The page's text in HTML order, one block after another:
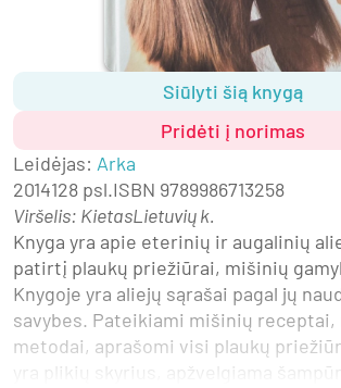
Siūlyti šią knygą
Pridėti į norimas
Leidėjas: Arka
2014128 psl.ISBN 9789986713258
Viršelis: KietasLietuvių k.
Knyga yra apie eterinių ir augalinių
patirtį plaukų priežiūrai, mišinių
Knygoje yra aliejų sąrašai pagal jų
savybes. Pateikiami mišinių receptai,
metodai, aprašomi visi plaukų
yra plikių skyrius, apžvelgiama